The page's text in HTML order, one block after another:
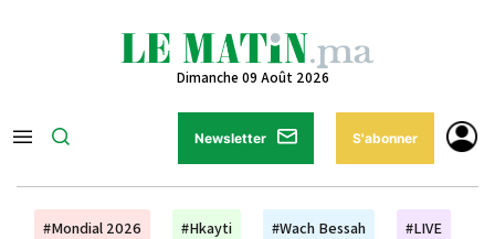
Dimanche 09 Août 2026
Newsletter S'abonner
#Mondial 2026 #Hkayti #Wach Bessah #LIVE